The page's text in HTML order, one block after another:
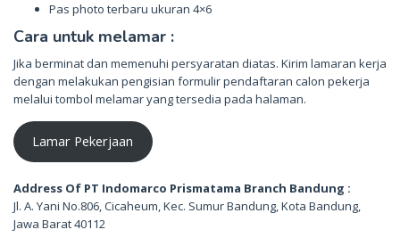
Pas photo terbaru ukuran 4×6
Cara untuk melamar :
Jika berminat dan memenuhi persyaratan diatas. Kirim lamaran kerja
dengan melakukan pengisian formulir pendaftaran calon pekerja
melalui tombol melamar yang tersedia pada halaman.
Lamar Pekerjaan
Address Of PT Indomarco Prismatama Branch Bandung :
Jl. A. Yani No.806, Cicaheum, Kec. Sumur Bandung, Kota Bandung,
Jawa Barat 40112